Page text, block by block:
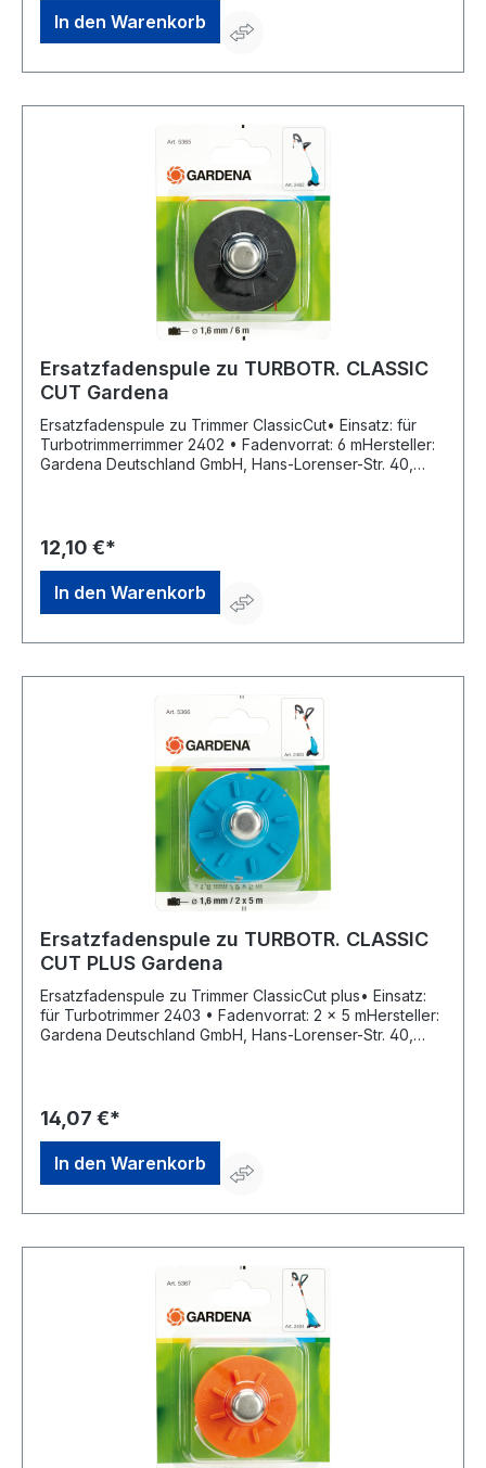
In den Warenkorb
Ersatzfadenspule zu TURBOTR. CLASSIC
CUT Gardena
Ersatzfadenspule zu Trimmer ClassicCut• Einsatz: für
Turbotrimmerrimmer 2402 • Fadenvorrat: 6 mHersteller:
Gardena Deutschland GmbH, Hans-Lorenser-Str. 40,
12,10 €*
In den Warenkorb
Ersatzfadenspule zu TURBOTR. CLASSIC
CUT PLUS Gardena
Ersatzfadenspule zu Trimmer ClassicCut plus• Einsatz:
für Turbotrimmer 2403 • Fadenvorrat: 2 x 5 mHersteller:
Gardena Deutschland GmbH, Hans-Lorenser-Str. 40,
14,07 €*
In den Warenkorb